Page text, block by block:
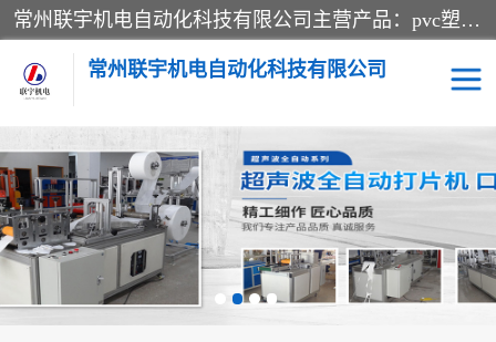
常州联宇机电自动化科技有限公司主营产品：pvc塑料焊机、高频热合机、软膜天花压边机、服装布料凹凸压花机、布料3d压印设备、服装植胶设备、超声波布料花边机、无纺布热合机、全自动压花机。
常州联宇机电自动化科技有限公司
压花定型机以及压花模具 超声波热合机
高频热合机 超声波花边机
超声波复合压花机 凹凸压花机压标机